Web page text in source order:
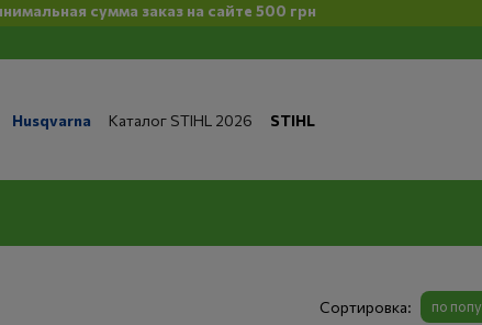
сумма заказ на сайте 500 грн
Husqvarna Каталог STIHL 2026
STIHL
конфиденциальности
Сортировка: по